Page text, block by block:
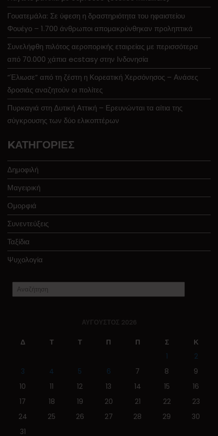
Γουατεμάλα: Σε ύφεση η δραστηριότητα του ηφαιστείου
Φουέγο – 1.700 άνθρωποι απομακρύνθηκαν προληπτικά
Συνελήφθη πιλότος αεροπορικής εταιρείας με περισσότερα
από 70.000 χάπια ecstasy στην Ινδονησία
“Έλιωσε” από τη ζέστη η Κορεατική Χερσόνησος – Ανάσες
δροσιάς αναζητούν οι πολίτες
Πυρκαγιά στη Δυτική Αττική – Ερευνώνται τα αίτια της
σύγκρουσης των δύο ελικοπτέρων
KΑΤΗΓΟΡΊΕΣ
Δημοφιλή
Μαγειρική
Ομορφιά
Συνεντεύξεις
Ταξίδια
Ψυχολογία
ΑΎΓΟΥΣΤΟΣ 2026
Δ Τ Τ Π Π Σ
Κ
1
2
3
4 5 6 7 8
9
10
11 12 13 14 15
16
17
18 19 20 21 22
23
24
25 26 27 28 29
30
31